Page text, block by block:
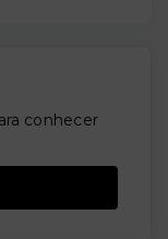
conhecer